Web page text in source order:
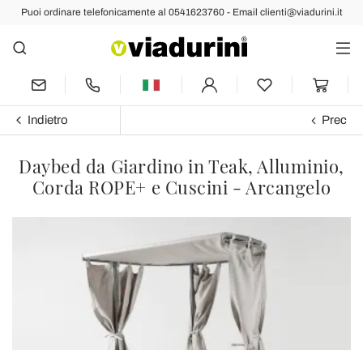
Puoi ordinare telefonicamente al 0541623760 - Email clienti@viadurini.it
Indietro Prec
Daybed da Giardino in Teak, Alluminio,
Corda ROPE+ e Cuscini - Arcangelo